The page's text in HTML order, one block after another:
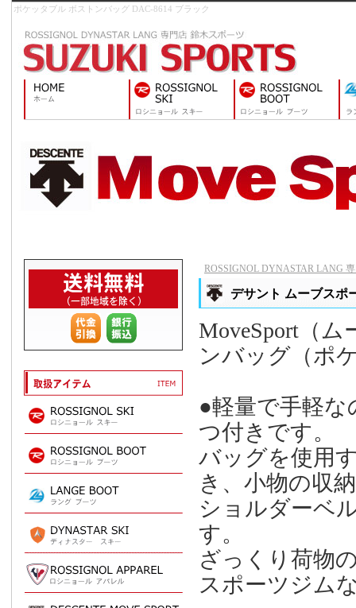
ポケッタブル ボストンバッグ DAC-8614 ブラック
ROSSIGNOL DYNASTAR LANG
デサント ムーブスポ
MoveSport（
ンバッグ（ポ
●軽量で手軽
つ付きです。
バッグを使用
き、小物の収
ショルダーベ
す。
ざっくり荷物
スポーツジム